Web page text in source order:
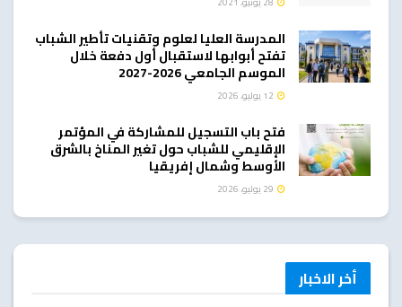
المدرسة العليا لعلوم وتقنيات تأطير الشباب
تفتح أبوابها لاستقبال أول دفعة خلال
الموسم الجامعي 2026-2027
فتح باب التسجيل للمشاركة في المؤتمر
الإقليمي للشباب حول تغير المناخ بالشرق
الأوسط وشمال إفريقيا
أخر الاخبار